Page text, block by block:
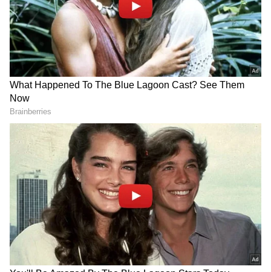
2
4
Image Credit : Getty
కర్కాటకం
కర్కాటక రాశి వారికి కుజుడి సంచారం అనేక విధాలుగా
కలిసివస్తుంది. మొన్నటివరకు ఎంత కష్టపడినా ఫలితం దక్క
లేదని బాధపడేవారికి ఇప్పుడు మంచి రోజులు
మొదలవుతాయి. ఈ రాశి వారి శ్రమకు తగిన గుర్తింపు
దక్కుతుంది. సహోద్యోగుల నుంచి సపోర్టు లభిస్తుంది.